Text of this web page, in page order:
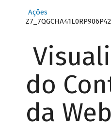
Ações
do
da Web